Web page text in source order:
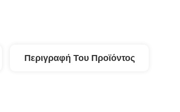
Περιγραφή Του Προϊόντος